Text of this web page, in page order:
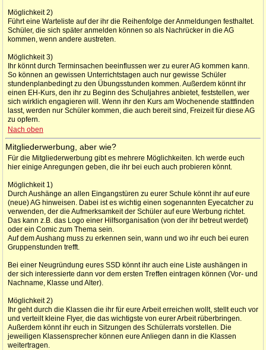
Möglichkeit 2)
Führt eine Warteliste auf der ihr die Reihenfolge der Anmeldungen festhaltet.
Schüler, die sich später anmelden können so als Nachrücker in die AG
kommen, wenn andere austreten.
Möglichkeit 3)
Ihr könnt durch Terminsachen beeinflussen wer zu eurer AG kommen kann.
So können an gewissen Unterrichtstagen auch nur gewisse Schüler
stundenplanbedingt zu den Übungsstunden kommen. Außerdem könnt ihr
einen EH-Kurs, den ihr zu Beginn des Schuljahres anbietet, feststellen, wer
sich wirklich engagieren will. Wenn ihr den Kurs am Wochenende stattfinden
lasst, werden nur Schüler kommen, die auch bereit sind, Freizeit für diese AG
zu opfern.
Nach oben
Mitgliederwerbung, aber wie?
Für die Mitgliederwerbung gibt es mehrere Möglichkeiten. Ich werde euch
hier einige Anregungen geben, die ihr bei euch auch probieren könnt.
Möglichkeit 1)
Durch Aushänge an allen Eingangstüren zu eurer Schule könnt ihr auf eure
(neue) AG hinweisen. Dabei ist es wichtig einen sogenannten Eyecatcher zu
verwenden, der die Aufmerksamkeit der Schüler auf eure Werbung richtet.
Das kann z.B. das Logo einer Hilfsorganisation (von der ihr betreut werdet)
oder ein Comic zum Thema sein.
Auf dem Aushang muss zu erkennen sein, wann und wo ihr euch bei euren
Gruppenstunden trefft.
Bei einer Neugründung eures SSD könnt ihr auch eine Liste aushängen in
der sich interessierte dann vor dem ersten Treffen eintragen können (Vor- und
Nachname, Klasse und Alter).
Möglichkeit 2)
Ihr geht durch die Klassen die ihr für eure Arbeit erreichen wollt, stellt euch vor
und verteilt kleine Flyer, die das wichtigste von eurer Arbeit rüberbringen.
Außerdem könnt ihr euch in Sitzungen des Schülerrats vorstellen. Die
jeweiligen Klassensprecher können eure Anliegen dann in die Klassen
weitertragen.